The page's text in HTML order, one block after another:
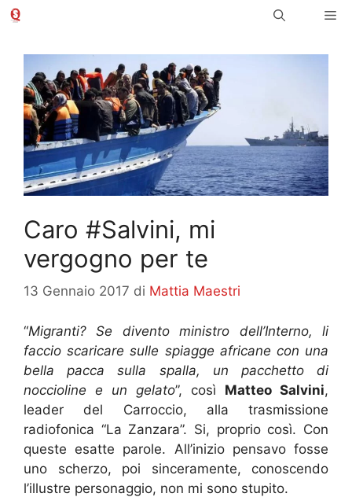
Vai
Caro #Salvini, mi
vergogno per te
13 Gennaio 2017 di Mattia Maestri
“Migranti? Se divento ministro dell’Interno, li
faccio scaricare sulle spiagge africane con una
bella pacca sulla spalla, un pacchetto di
noccioline e un gelato”, così Matteo Salvini,
leader del Carroccio, alla trasmissione
radiofonica “La Zanzara”. Si, proprio così. Con
queste esatte parole. All’inizio pensavo fosse
uno scherzo, poi sinceramente, conoscendo
l’illustre personaggio, non mi sono stupito.